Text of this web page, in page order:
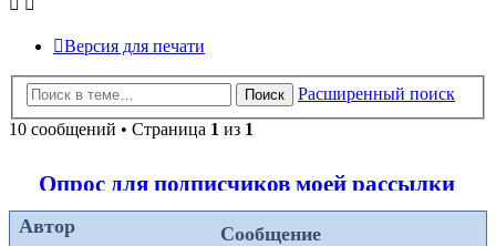
Версия для печати
Поиск
Расширенный поиск
10 сообщений • Страница 1 из 1
Опрос для подписчиков моей рассылки
Автор Сообщение